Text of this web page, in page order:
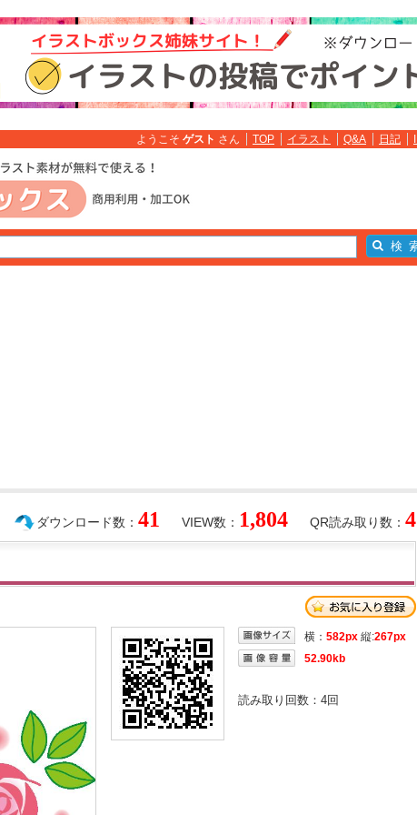
ようこそ ゲスト さん TOP イラスト Q&A 日記
QR読み取り数： 4
VIEW数： 1,804
ダウンロード数： 41
横： 582px 縦:267px
52.90kb
読み取り回数： 4回